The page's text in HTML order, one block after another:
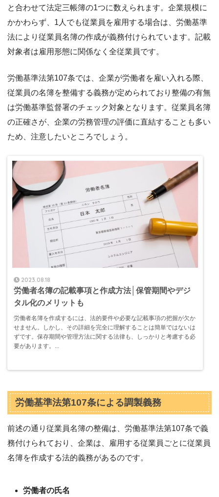
と合わせて法定三帳簿の1つに数えられます。企業規模に
かかわらず、1人でも従業員を雇用する場合は、労働基準
法により従業員名簿の作成が義務付けられています。記載
対象者は雇用形態に関係なく全従業員です。
労働基準法第107条では、企業が労働者を雇い入れる際、
従業員の名簿を整備する義務が定められており整備の有無
は労働基準監督署のチェック対象となります。従業員名簿
の正確さが、企業の労務管理の評価に直結することも多い
ため、注意したいところでしょう。
2023.08.18
労働者名簿の記載事項と作成方法│保管期間やデジ
タル化のメリットも
労働者名簿を作成するには、法的要件や必要な記載事項の把握が欠か
せません。しかし、その詳細を完全に理解することは簡単ではないは
ずです。保存期間や管理方法に関する法律も、しっかりと考慮する必
要があります。...
労働基準法第107条による調製義務
前述の通り従業員名簿の整備は、労働基準法第107条で義
務付けられており、企業は、雇用する従業員ごとに従業員
名簿を作成する法的義務があるのです。
労働者の氏名